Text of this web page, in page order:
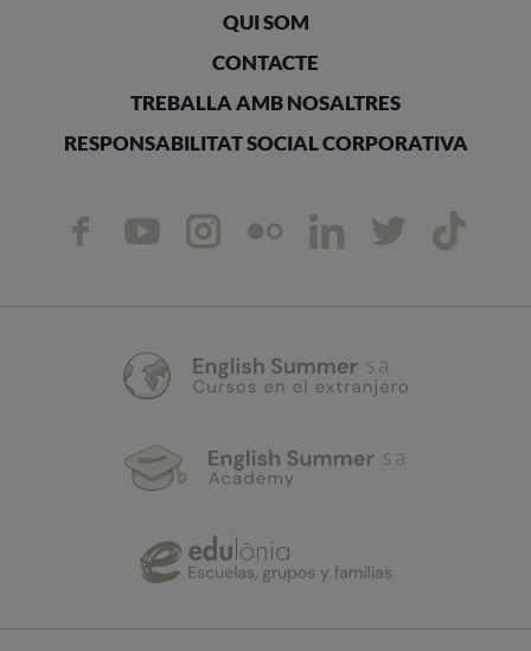
QUI SOM
CONTACTE
TREBALLA AMB NOSALTRES
RESPONSABILITAT SOCIAL CORPORATIVA